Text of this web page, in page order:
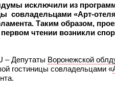
исключили из
совладельцами «Арт-
Таким образом,
чтении возникли
– Депутаты Воронежской
гостиницы совладельцами «